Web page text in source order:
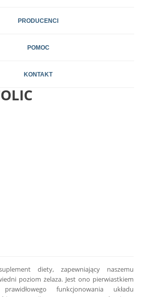
PRODUCENCI
POMOC
KONTAKT
diety, zapewniający naszemu
poziom żelaza. Jest ono pierwiastkiem
funkcjonowania układu